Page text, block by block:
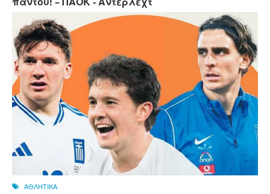
ΑΘΛΗΤΙΚΑ